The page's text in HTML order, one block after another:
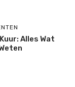
Alles Wat